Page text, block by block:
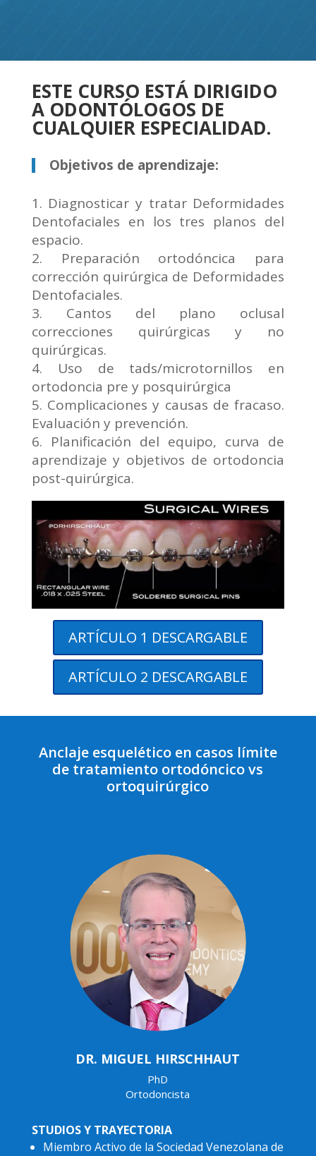
ESTE CURSO ESTÁ DIRIGIDO
A ODONTÓLOGOS DE
CUALQUIER ESPECIALIDAD.
Objetivos de aprendizaje:
Diagnosticar y tratar Deformidades
Dentofaciales en los tres planos del
espacio.
Preparación ortodóncica para
corrección quirúrgica de Deformidades
Dentofaciales.
Cantos del plano oclusal
correcciones quirúrgicas y no
quirúrgicas.
Uso de tads/microtornillos en
ortodoncia pre y posquirúrgica
Complicaciones y causas de fracaso.
Evaluación y prevención.
Planificación del equipo, curva de
aprendizaje y objetivos de ortodoncia
post-quirúrgica.
ARTÍCULO 1 DESCARGABLE
ARTÍCULO 2 DESCARGABLE
Anclaje esquelético en casos límite
de tratamiento ortodóncico vs
ortoquirúrgico
DR. MIGUEL HIRSCHHAUT
PhD
Ortodoncista
STUDIOS Y TRAYECTORIA
Miembro Activo de la Sociedad Venezolana de